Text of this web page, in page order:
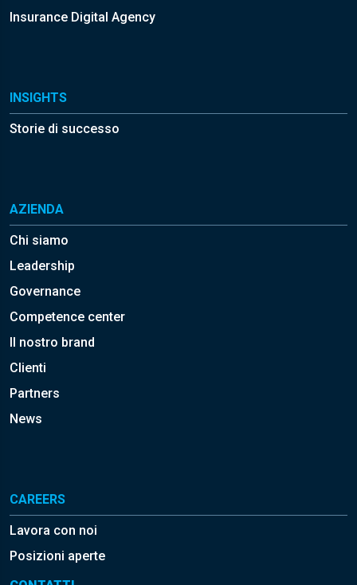
Insurance Digital Agency
INSIGHTS
Storie di successo
AZIENDA
Chi siamo
Leadership
Governance
Competence center
Il nostro brand
Clienti
Partners
News
CAREERS
Lavora con noi
Posizioni aperte